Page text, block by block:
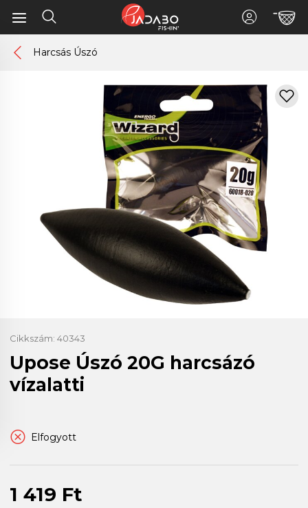
Harcsás Úszó
Cikkszám: 40343
Upose Úszó 20G harcsázó
vízalatti
Elfogyott
1 419 Ft